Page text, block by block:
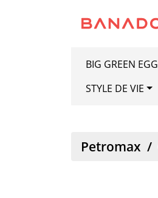
BIG GREEN EGG
STYLE DE VIE
Petromax /